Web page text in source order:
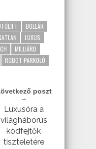
DOLLÁR
LUXUS
MILLIÁRD
ROBOT PARKOLÓ
poszt
→
Luxusóra a
világháborús
kódfejtők
tiszteletére